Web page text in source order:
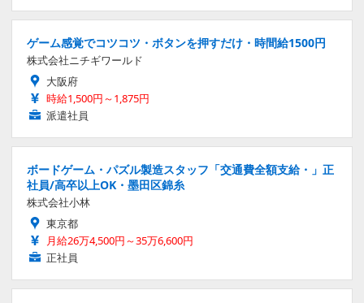
ゲーム感覚でコツコツ・ボタンを押すだけ・時間給1500円
株式会社ニチギワールド
大阪府
時給1,500円～1,875円
派遣社員
ボードゲーム・パズル製造スタッフ「交通費全額支給・」正
社員/高卒以上OK・墨田区錦糸
株式会社小林
東京都
月給26万4,500円～35万6,600円
正社員